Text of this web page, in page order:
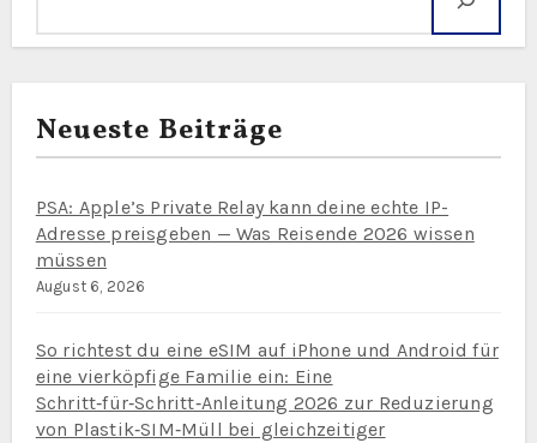
Neueste Beiträge
PSA: Apple’s Private Relay kann deine echte IP-
Adresse preisgeben — Was Reisende 2026 wissen
müssen
August 6, 2026
So richtest du eine eSIM auf iPhone und Android für
eine vierköpfige Familie ein: Eine
Schritt‑für‑Schritt‑Anleitung 2026 zur Reduzierung
von Plastik‑SIM‑Müll bei gleichzeitiger